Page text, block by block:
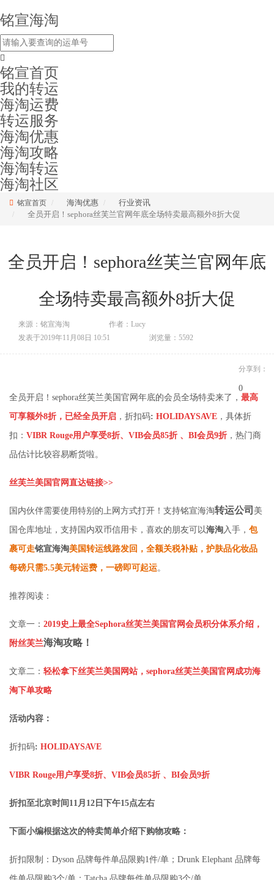
铭宣海淘
铭宣首页
我的转运
海淘运费
转运服务
海淘优惠
海淘攻略
海淘转运
海淘社区
铭宣首页 海淘优惠
行业资讯
全员开启！sephora丝芙兰官网年底全场特卖最高额外8折大促
全员开启！sephora丝芙兰官网年底
全场特卖最高额外8折大促
来源：铭宣海淘
作者：Lucy
发表于2019年11月08日 10:51
浏览量：5592
分享到：
0
全员开启！sephora丝芙兰美国官网年底的会员全场特卖来了， 最高
可享额外8折，已经全员开启 ， 折扣码: HOLIDAYSAVE ， 具体折
扣： VIBR Rouge用户享受8折、VIB会员85折 、BI会员9折 ，热门商
品估计比较容易断货啦。
丝芙兰美国官网直达链接>>
国内伙伴需要使用特别的上网方式打开！支持铭宣海淘转运公司 美
国仓库地址，支持国内双币信用卡，喜欢的朋友可以海淘 入手， 包
裹可走铭宣海淘美国转运线路发回，全额关税补贴，护肤品化妆品
每磅只需5.5美元转运费，一磅即可起运。
推荐阅读：
文章一： 2019史上最全Sephora丝芙兰美国官网会员积分体系介绍，
附丝芙兰海淘攻略 ！
文章二： 轻松拿下丝芙兰美国网站，sephora丝芙兰美国官网成功海
淘下单攻略
活动内容：
折扣码: HOLIDAYSAVE
VIBR Rouge用户享受8折、VIB会员85折 、BI会员9折
折扣至北京时间11月12日下午15点左右
下面小编根据这次的特卖简单介绍下购物攻略：
折扣限制：Dyson 品牌每件单品限购1件/单；Drunk Elephant 品牌每